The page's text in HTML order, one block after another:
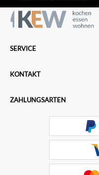
SERVICE
KONTAKT
ZAHLUNGSARTEN